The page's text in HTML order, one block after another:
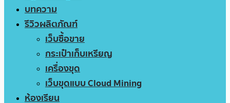
บทความ
รีวิวผลิตภัณฑ์
เว็บซื้อขาย
กระเป๋าเก็บเหรียญ
เครื่องขุด
เว็บขุดแบบ Cloud Mining
ห้องเรียน